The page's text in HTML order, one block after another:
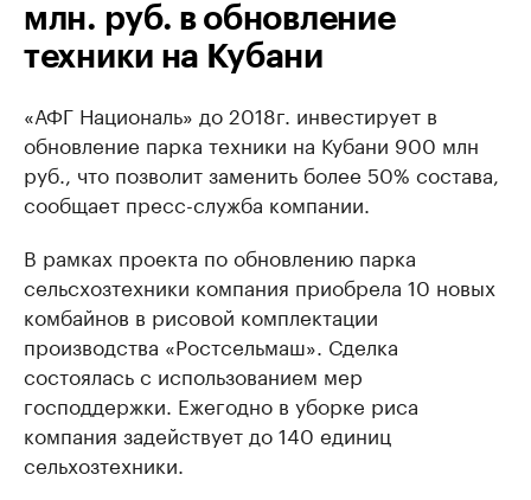
млн. руб. в обновление
техники на Кубани
«АФГ Националь» до 2018г. инвестирует в
обновление парка техники на Кубани 900 млн
руб., что позволит заменить более 50% состава,
сообщает пресс-служба компании.
В рамках проекта по обновлению парка
сельсхозтехники компания приобрела 10 новых
комбайнов в рисовой комплектации
производства «Ростсельмаш». Сделка
состоялась с использованием мер
господдержки. Ежегодно в уборке риса
компания задействует до 140 единиц
сельхозтехники.